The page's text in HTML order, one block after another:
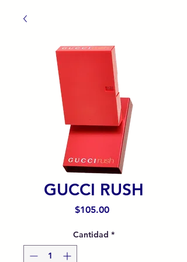
GUCCI RUSH
$105.00Precio
Cantidad *